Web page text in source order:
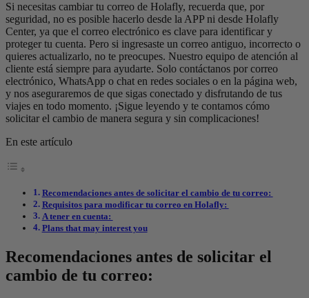
Si necesitas cambiar tu correo de Holafly, recuerda que, por
seguridad, no es posible hacerlo desde la APP ni desde Holafly
Center, ya que el correo electrónico es clave para identificar y
proteger tu cuenta. Pero si ingresaste un correo antiguo, incorrecto o
quieres actualizarlo, no te preocupes. Nuestro equipo de atención al
cliente está siempre para ayudarte. Solo contáctanos por correo
electrónico, WhatsApp o chat en redes sociales o en la página web,
y nos aseguraremos de que sigas conectado y disfrutando de tus
viajes en todo momento. ¡Sigue leyendo y te contamos cómo
solicitar el cambio de manera segura y sin complicaciones!
En este artículo
Recomendaciones antes de solicitar el cambio de tu correo:
Requisitos para modificar tu correo en Holafly:
A tener en cuenta:
Plans that may interest you
Recomendaciones antes de solicitar el
cambio de tu correo: